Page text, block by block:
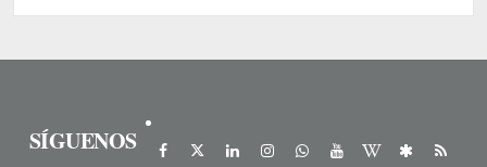
SÍGUENOS